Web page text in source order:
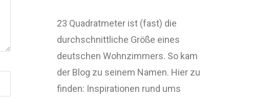
23 Quadratmeter ist (fast) die
durchschnittliche Größe eines
deutschen Wohnzimmers. So kam
der Blog zu seinem Namen. Hier zu
finden: Inspirationen rund ums